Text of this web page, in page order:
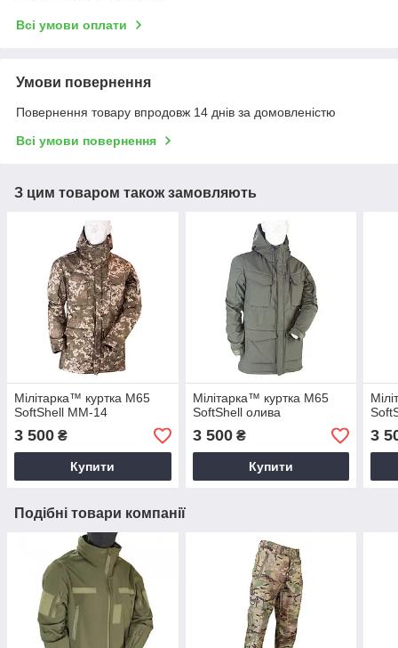
Всі умови оплати
Умови повернення
Повернення товару впродовж 14 днів за домовленістю
Всі умови повернення
З цим товаром також замовляють
Мілітарка™ куртка M65
SoftShell ММ-14
3 500 ₴
Купити
Мілітарка™ куртка M65
SoftShell олива
3 500₴
Купити
3
Подібні товари компанії